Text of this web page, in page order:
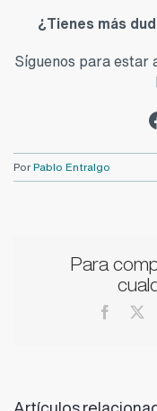
¿Tienes más
Síguenos para estar
PorPablo Entralgo
Para